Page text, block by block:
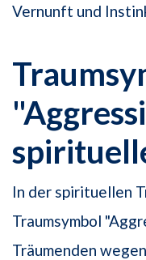
Vernunft und
In der spirituellen
Traumsymbol
Träumenden